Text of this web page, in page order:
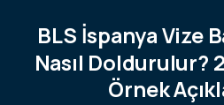
BLS İspanyaVize
Nasıl Doldurulur?
Örnek